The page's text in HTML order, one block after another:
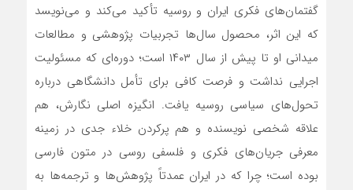
گفتمان‌های فکری ایران و روسیه تأکید می‌کند و می‌نویسد
که این اثر، محصول سال‌ها تجربیات پژوهشی و مطالعات
میدانی او تا پیش از سال ۱۴۰۳ است؛ دوره‌ای که مسئولیت
اجرایی نداشت و فرصت کافی برای تأمل دانشگاهی درباره
تحول‌های سیاسی روسیه یافت. انگیزه اصلی نگارش، هم
علاقه شخصی نویسنده و هم پرکردن خلاء جدی در زمینه
معرفی جریان‌های فکری و فلسفی روسی در متون فارسی
بوده است؛ چرا که در ایران عمدتاً پژوهش‌ها و ترجمه‌ها به